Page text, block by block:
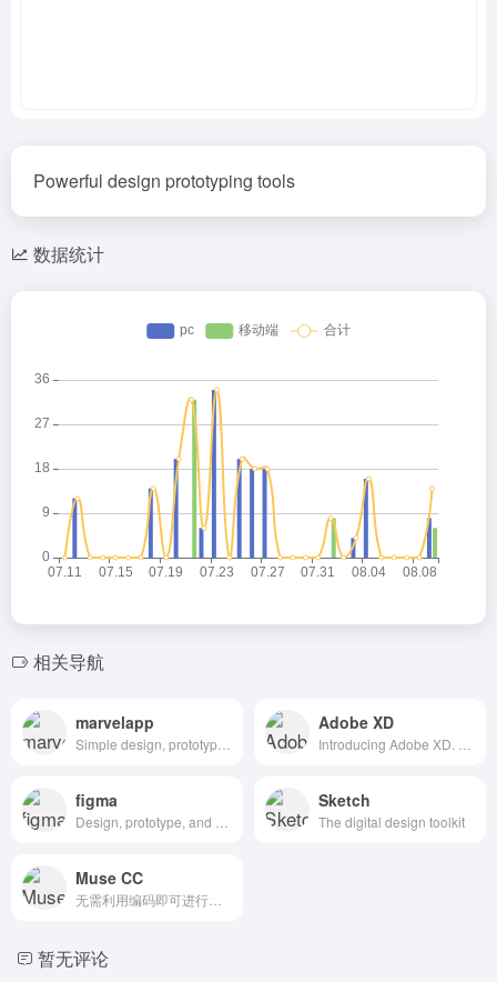
Powerful design prototyping tools
数据统计
相关导航
marvelapp Adobe XD
figma Sketch
The digital design toolkit
Muse CC
暂无评论